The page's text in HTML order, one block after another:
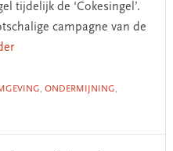
tijdelijk de ‘Cokesingel’.
campagne van de
, ONDERMIJNING,